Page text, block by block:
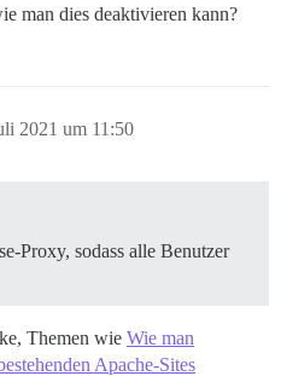
man dies deaktivieren kann?
2021 um 11:50
Proxy, sodass alle Benutzer
Themen wie Wie man
Apache-Sites